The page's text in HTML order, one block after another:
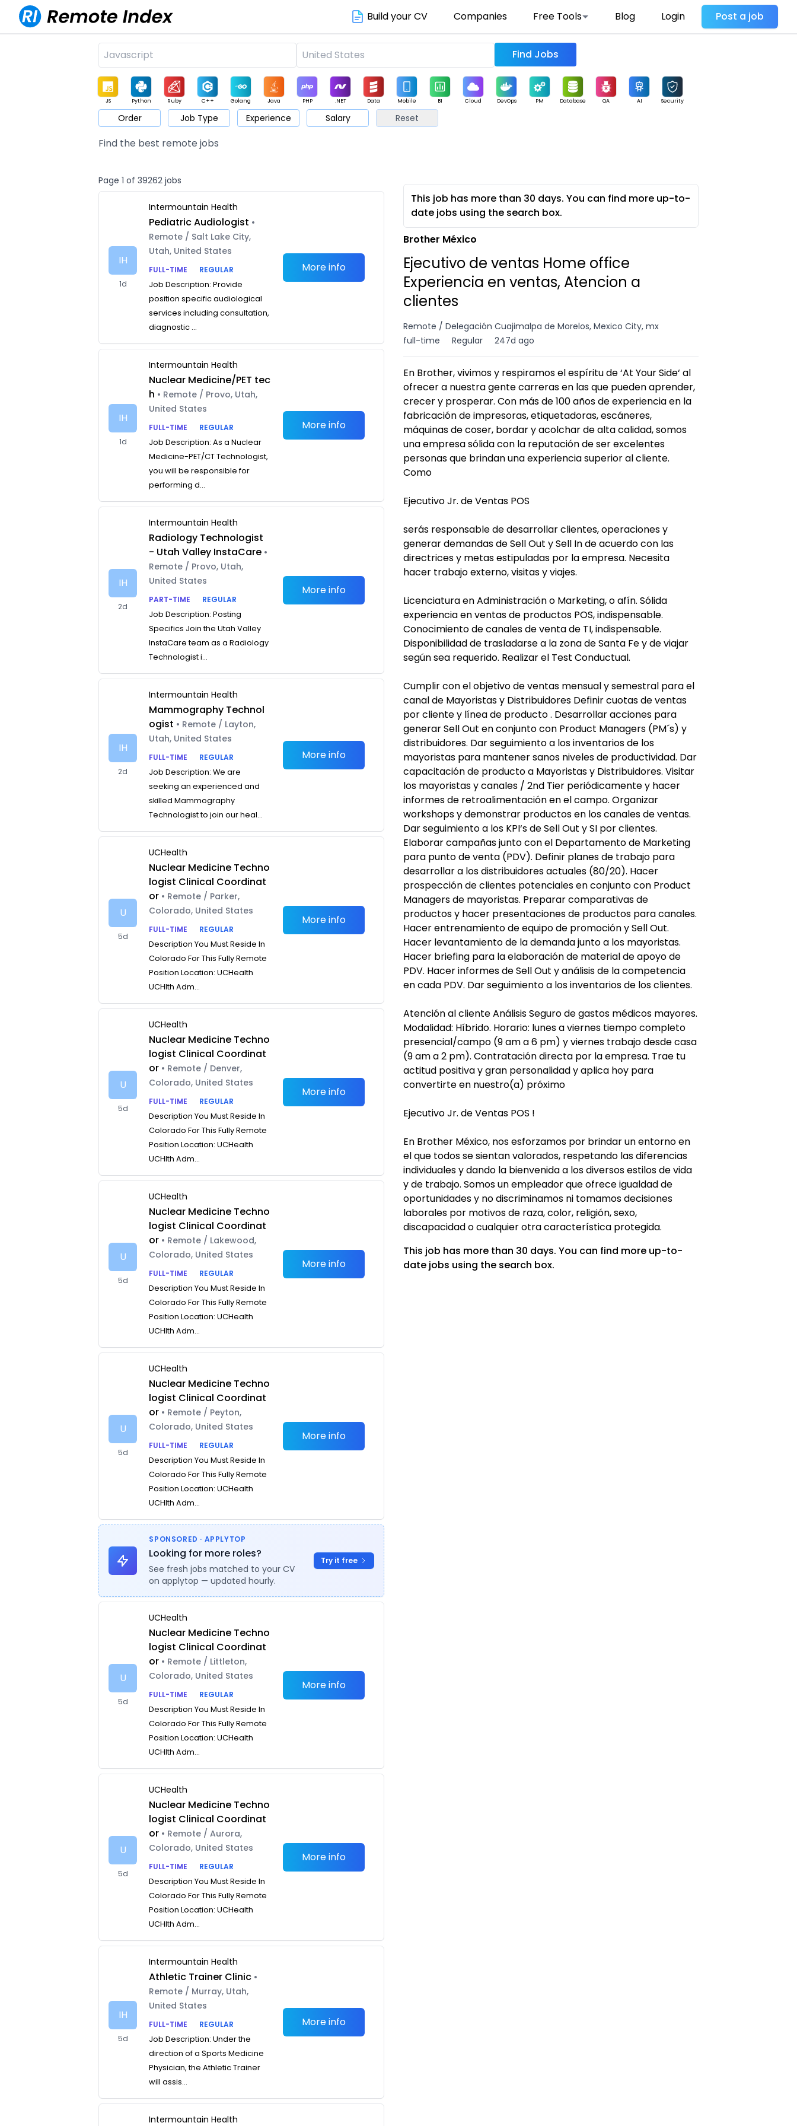
Build your CV Companies Free Tools Blog Login Post a job
Find Jobs
JS Python Ruby C++ Golang Java PHP .NET Data Mobile BI Cloud DevOps PM Database QA AI Security
Game Web3 UI / UX Architect Product Marketing Support Sales
Order Job Type Experience Salary Reset
Find the best remote jobs
Page 1 of 39262 jobs
IH
1d
Intermountain Health
Pediatric Audiologist •
Remote / Salt Lake City,
Utah, United States
FULL-TIME
REGULAR
Job Description: Provide
position specific audiological
services including consultation,
diagnostic ...
More info
IH
1d
Intermountain Health
Nuclear Medicine/PET tec
h • Remote / Provo, Utah,
United States
FULL-TIME
REGULAR
Job Description: As a Nuclear
Medicine-PET/CT Technologist,
you will be responsible for
performing d...
More info
IH
2d
Intermountain Health
Radiology Technologist
- Utah Valley InstaCare •
Remote / Provo, Utah,
United States
PART-TIME
REGULAR
Job Description: Posting
Specifics Join the Utah Valley
InstaCare team as a Radiology
Technologist i...
More info
IH
2d
Intermountain Health
Mammography Technol
ogist • Remote / Layton,
Utah, United States
FULL-TIME
REGULAR
Job Description: We are
seeking an experienced and
skilled Mammography
Technologist to join our heal...
More info
U
5d
UCHealth
Nuclear Medicine Techno
logist Clinical Coordinat
or • Remote / Parker,
Colorado, United States
FULL-TIME
REGULAR
Description You Must Reside In
Colorado For This Fully Remote
Position Location: UCHealth
UCHlth Adm...
More info
U
5d
UCHealth
Nuclear Medicine Techno
logist Clinical Coordinat
or • Remote / Denver,
Colorado, United States
FULL-TIME
REGULAR
Description You Must Reside In
Colorado For This Fully Remote
Position Location: UCHealth
UCHlth Adm...
More info
U
5d
UCHealth
Nuclear Medicine Techno
logist Clinical Coordinat
or • Remote / Lakewood,
Colorado, United States
FULL-TIME
REGULAR
Description You Must Reside In
Colorado For This Fully Remote
Position Location: UCHealth
UCHlth Adm...
More info
U
5d
UCHealth
Nuclear Medicine Techno
logist Clinical Coordinat
or • Remote / Peyton,
Colorado, United States
FULL-TIME
REGULAR
Description You Must Reside In
Colorado For This Fully Remote
Position Location: UCHealth
UCHlth Adm...
More info
SPONSORED · APPLYTOP
Looking for more roles?
See fresh jobs matched to your CV
on applytop — updated hourly.
Try it free
U
5d
UCHealth
Nuclear Medicine Techno
logist Clinical Coordinat
or • Remote / Littleton,
Colorado, United States
FULL-TIME
REGULAR
Description You Must Reside In
Colorado For This Fully Remote
Position Location: UCHealth
UCHlth Adm...
More info
U
5d
UCHealth
Nuclear Medicine Techno
logist Clinical Coordinat
or • Remote / Aurora,
Colorado, United States
FULL-TIME
REGULAR
Description You Must Reside In
Colorado For This Fully Remote
Position Location: UCHealth
UCHlth Adm...
More info
IH
5d
Intermountain Health
Athletic Trainer Clinic •
Remote / Murray, Utah,
United States
FULL-TIME
REGULAR
Job Description: Under the
direction of a Sports Medicine
Physician, the Athletic Trainer
will assis...
More info
Intermountain Health
This job has more than 30 days. You can find more up-to-
date jobs using the search box.
Brother México
Ejecutivo de ventas Home office
Experiencia en ventas, Atencion a
clientes
Remote / Delegación Cuajimalpa de Morelos, Mexico City, mx
full-time
Regular 247d ago
En Brother, vivimos y respiramos el espíritu de ‘At Your Side‘ al
ofrecer a nuestra gente carreras en las que pueden aprender,
crecer y prosperar. Con más de 100 años de experiencia en la
fabricación de impresoras, etiquetadoras, escáneres,
máquinas de coser, bordar y acolchar de alta calidad, somos
una empresa sólida con la reputación de ser excelentes
personas que brindan una experiencia superior al cliente.
Como
Ejecutivo Jr. de Ventas POS
serás responsable de desarrollar clientes, operaciones y
generar demandas de Sell Out y Sell In de acuerdo con las
directrices y metas estipuladas por la empresa. Necesita
hacer trabajo externo, visitas y viajes.
Licenciatura en Administración o Marketing, o afín. Sólida
experiencia en ventas de productos POS, indispensable.
Conocimiento de canales de venta de TI, indispensable.
Disponibilidad de trasladarse a la zona de Santa Fe y de viajar
según sea requerido. Realizar el Test Conductual.
Cumplir con el objetivo de ventas mensual y semestral para el
canal de Mayoristas y Distribuidores Definir cuotas de ventas
por cliente y línea de producto . Desarrollar acciones para
generar Sell Out en conjunto con Product Managers (PM´s) y
distribuidores. Dar seguimiento a los inventarios de los
mayoristas para mantener sanos niveles de productividad. Dar
capacitación de producto a Mayoristas y Distribuidores. Visitar
los mayoristas y canales / 2nd Tier periódicamente y hacer
informes de retroalimentación en el campo. Organizar
workshops y demonstrar productos en los canales de ventas.
Dar seguimiento a los KPI‘s de Sell Out y SI por clientes.
Elaborar campañas junto con el Departamento de Marketing
para punto de venta (PDV). Definir planes de trabajo para
desarrollar a los distribuidores actuales (80/20). Hacer
prospección de clientes potenciales en conjunto con Product
Managers de mayoristas. Preparar comparativas de
productos y hacer presentaciones de productos para canales.
Hacer entrenamiento de equipo de promoción y Sell Out.
Hacer levantamiento de la demanda junto a los mayoristas.
Hacer briefing para la elaboración de material de apoyo de
PDV. Hacer informes de Sell Out y análisis de la competencia
en cada PDV. Dar seguimiento a los inventarios de los clientes.
Atención al cliente Análisis Seguro de gastos médicos mayores.
Modalidad: Híbrido. Horario: lunes a viernes tiempo completo
presencial/campo (9 am a 6 pm) y viernes trabajo desde casa
(9 am a 2 pm). Contratación directa por la empresa. Trae tu
actitud positiva y gran personalidad y aplica hoy para
convertirte en nuestro(a) próximo
Ejecutivo Jr. de Ventas POS !
En Brother México, nos esforzamos por brindar un entorno en
el que todos se sientan valorados, respetando las diferencias
individuales y dando la bienvenida a los diversos estilos de vida
y de trabajo. Somos un empleador que ofrece igualdad de
oportunidades y no discriminamos ni tomamos decisiones
laborales por motivos de raza, color, religión, sexo,
discapacidad o cualquier otra característica protegida.
This job has more than 30 days. You can find more up-to-
date jobs using the search box.